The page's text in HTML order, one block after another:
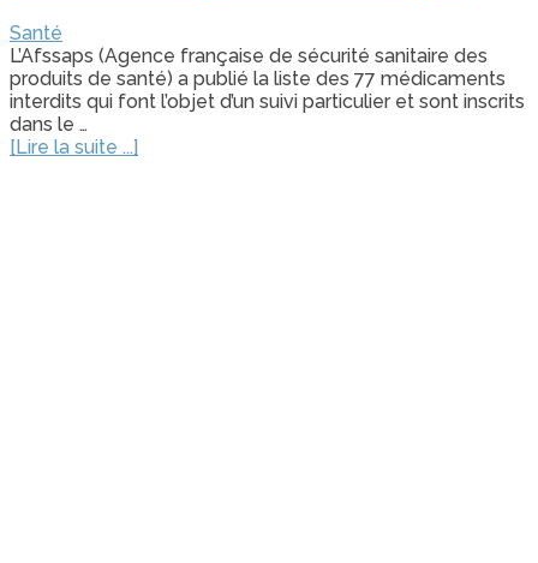
Santé
L’Afssaps (Agence française de sécurité sanitaire des
produits de santé) a publié la liste des 77 médicaments
interdits qui font l’objet d’un suivi particulier et sont inscrits
dans le …
[Lire la suite ...]